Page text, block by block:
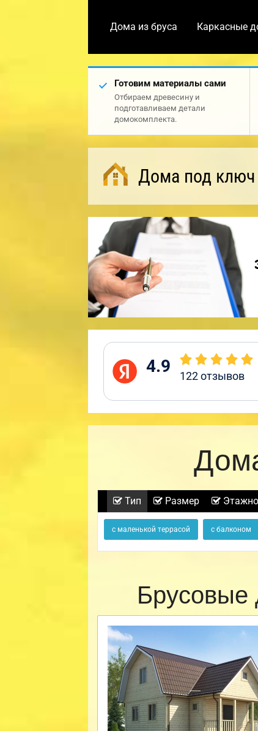
Дома из бруса Каркасные
Готовим материалы сами
Отбираем древесину и
подготавливаем детали
домокомплекта.
Дома под ключ
4.9 122отзывов
Тип Размер
с маленькой террасой с балконом